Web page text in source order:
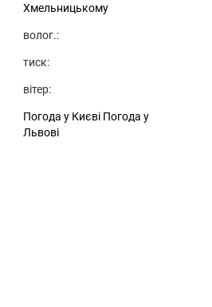
Хмельницькому
волог.:
тиск:
вітер:
Погода у Києві Погода у
Львові